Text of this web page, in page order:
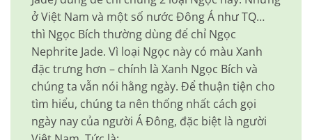
ở Việt Nam và một số nước Đông Á như TQ…
thì Ngọc Bích thường dùng để chỉ Ngọc
Nephrite Jade. Vì loại Ngọc này có màu Xanh
đặc trưng hơn – chính là Xanh Ngọc Bích và
chúng ta vẫn nói hằng ngày. Để thuận tiện cho
tìm hiểu, chúng ta nên thống nhất cách gọi
ngày nay của người Á Đông, đặc biệt là người